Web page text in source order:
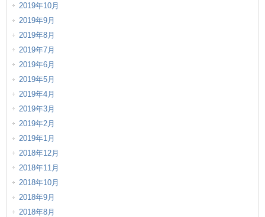
2019年10月
2019年9月
2019年8月
2019年7月
2019年6月
2019年5月
2019年4月
2019年3月
2019年2月
2019年1月
2018年12月
2018年11月
2018年10月
2018年9月
2018年8月